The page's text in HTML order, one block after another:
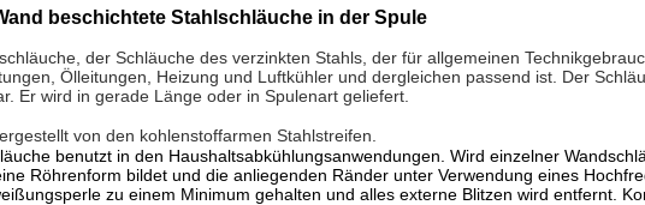
beschichtete Stahlschläuche in der Spule
der Schläuche des verzinkten Stahls, der für allgemeinen
Ölleitungen, Heizung und Luftkühler und dergleichen passend ist. Der
Er wird in gerade Länge oder in Spulenart geliefert.
von den kohlenstoffarmen Stahlstreifen.
benutzt in den Haushaltsabkühlungsanwendungen. Wird einzelner
Röhrenform bildet und die anliegenden Ränder unter Verwendung eines
zu einem Minimum gehalten und alles externe Blitzen wird entfernt.